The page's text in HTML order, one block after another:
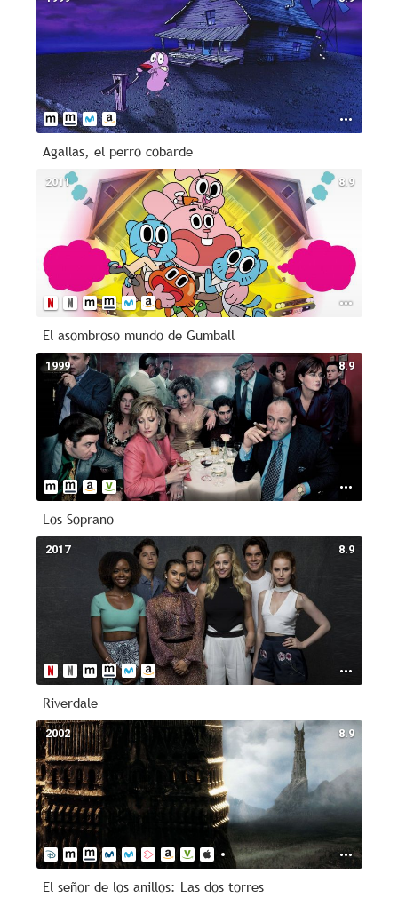
Agallas, el perro cobarde
8.9
2011
El asombroso mundo de Gumball
8.9
1999
Los Soprano
8.9
2017
Riverdale
8.9
2002
El señor de los anillos: Las dos torres